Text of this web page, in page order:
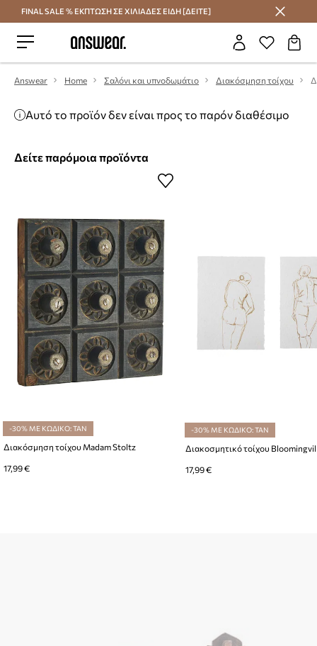
Εξοικονομήστε με το Answear Club
FINAL SALE % ΕΚΠΤΩΣΗ ΣΕ ΧΙΛΙΑΔΕΣ ΕΙΔΗ [ΔΕΙΤΕ]
Answear Home Σαλόνι και υπνοδωμάτιο Διακόσμηση τοίχου
Αυτό το προϊόν δεν είναι προς το παρόν διαθέσιμο
Δείτε παρόμοια προϊόντα
-30% ΜΕ ΚΩΔΙΚΟ: TAN
Διακόσμηση τοίχου Madam Stoltz
17,99 €
-30% ΜΕ ΚΩΔΙΚΟ: TAN
17,99 €